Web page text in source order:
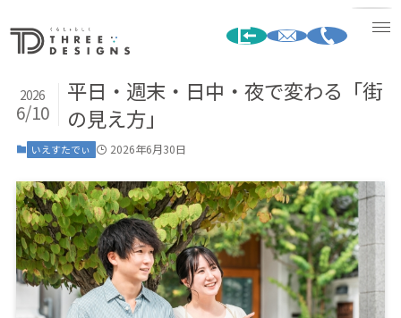
平日・週末・日中・夜で変わる「街
の見え方」
2026
6/10
いえすたでぃ 2026年6月30日